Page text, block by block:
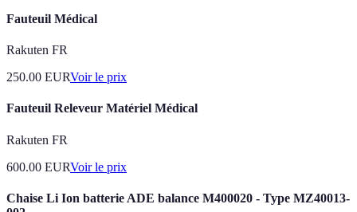
Fauteuil Médical
Rakuten FR
250.00 EURVoir le prix
Fauteuil Releveur Matériel Médical
Rakuten FR
600.00 EURVoir le prix
Chaise Li Ion batterie ADE balance M400020 - Type MZ40013-